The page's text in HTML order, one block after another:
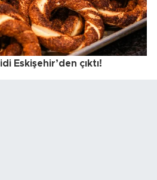
Eskişehir’den çıktı!